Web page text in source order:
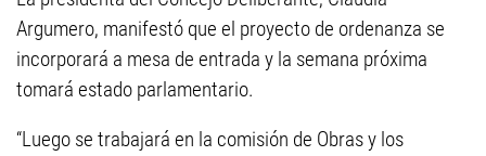
Argumero, manifestó que el proyecto de ordenanza se
incorporará a mesa de entrada y la semana próxima
tomará estado parlamentario.
“Luego se trabajará en la comisión de Obras y los